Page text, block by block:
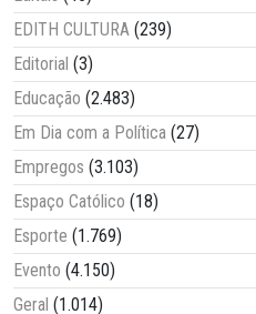
EDITH CULTURA (239)
Editorial (3)
Educação (2.483)
Em Dia com a Política (27)
Empregos (3.103)
Espaço Católico (18)
Esporte (1.769)
Evento (4.150)
Geral (1.014)